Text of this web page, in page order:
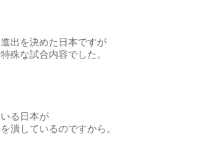
出を決めた日本ですが
殊な試合内容でした。
る日本が
潰しているのですから。